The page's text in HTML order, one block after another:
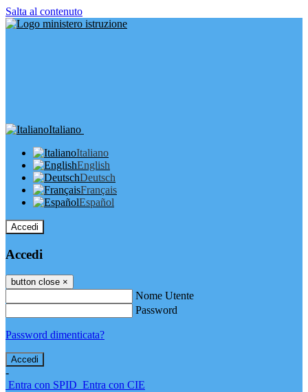
Salta al contenuto
Italiano
Italiano
English
Deutsch
Français
Español
Accedi
Accedi
button close ×
Nome Utente
Password
Password dimenticata?
-
Entra con SPID Entra con CIE